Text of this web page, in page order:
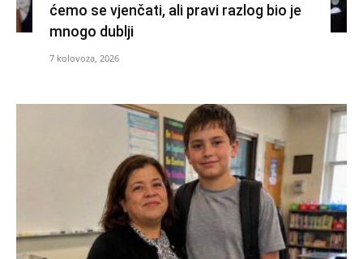
ćemo se vjenčati, ali pravi razlog bio je
mnogo dublji
7 kolovoza, 2026